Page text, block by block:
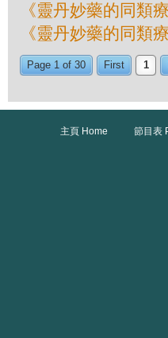
《靈丹妙藥的同類
《靈丹妙藥的同類
Page 1 of 30 First 1
主頁 Home 節目表